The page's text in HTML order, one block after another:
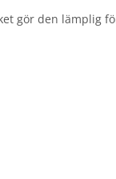
gör den lämplig